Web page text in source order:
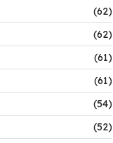
(62)
(62)
(61)
(61)
(54)
(52)